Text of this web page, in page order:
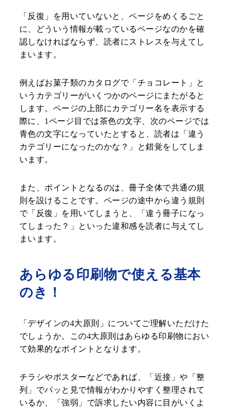
「反復」を用いていないと、ページをめくるごと
に、どういう情報が載っているページなのかを確
認しなければならず、読者にストレスを与えてし
まいます。
例えばお菓子類のカタログで「チョコレート」と
いうカテゴリーがいくつかのページにまたがると
します。ページの上部にカテゴリー名を表示する
際に、1ページ目では茶色の文字、次のページでは
青色の文字になっていたとすると、読者は「違う
カテゴリーになったのかな？」と錯覚をしてしま
います。
また、ポイントとなるのは、冊子全体で共通の規
則を設けることです。ページの途中から違う規則
で「反復」を用いてしまうと、「違う冊子になっ
てしまった？」といった違和感を読者に与えてし
まいます。
あらゆる印刷物で使える基本
のき！
「デザインの4大原則」についてご理解いただけた
でしょうか。この4大原則はあらゆる印刷物におい
て効果的なポイントとなります。
チラシやポスターなどであれば、「近接」や「整
列」でパッと見で情報がわかりやすく整理されて
いるか、「強弱」で訴求したい内容に目がいくよ